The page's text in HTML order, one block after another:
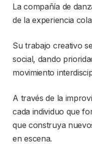
La compañía de
de la experiencia
Su trabajo creativo
social, dando
movimiento
A través de la
cada individuo que
que construya
en escena.